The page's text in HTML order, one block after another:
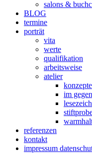
salons &
BLOG
termine
porträt
vita
werte
qualifikation
arbeitsweise
atelier
konzepte
im
referenzen
kontakt
impressum